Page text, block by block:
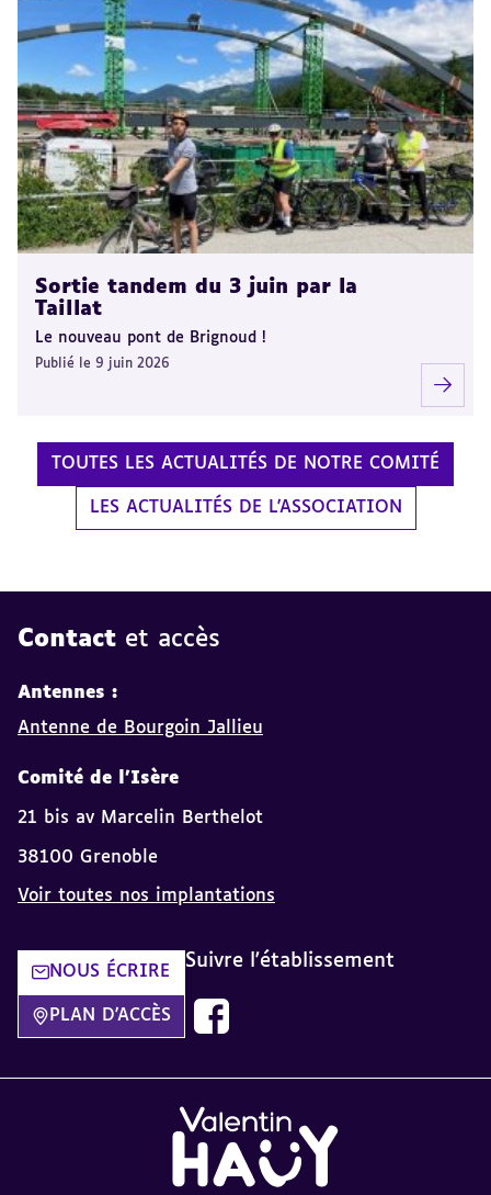
Sortie tandem du 3 juin par la
Taillat
Le nouveau pont de Brignoud !
Publié le 9 juin 2026
TOUTES LES ACTUALITÉS DE NOTRE COMITÉ
LES ACTUALITÉS DE L'ASSOCIATION
Contact et accès
Antennes :
Antenne de Bourgoin Jallieu
Comité de l'Isère
21 bis av Marcelin Berthelot
38100 Grenoble
Voir toutes nos implantations
NOUS ÉCRIRE
PLAN D'ACCÈS
Suivre l'établissement
Nous suivre sur Facebook